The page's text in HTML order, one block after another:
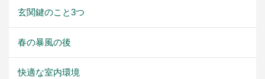
玄関鍵のこと3つ
春の暴風の後
快適な室内環境